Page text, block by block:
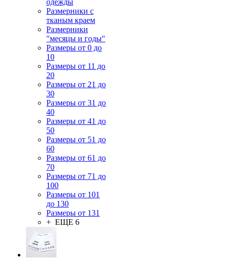
одежды
Размерники с
тканым краем
Размерники
"месяцы и годы"
Размеры от 0 до
10
Размеры от 11 до
20
Размеры от 21 до
30
Размеры от 31 до
40
Размеры от 41 до
50
Размеры от 51 до
60
Размеры от 61 до
70
Размеры от 71 до
100
Размеры от 101
до 130
Размеры от 131
+ ЕЩЕ 6